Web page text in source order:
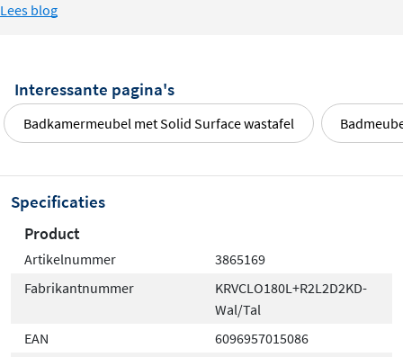
Lees blog
Interessante pagina's
Badkamermeubel met Solid Surface wastafel
Specificaties
Product
Artikelnummer
3865169
Fabrikantnummer
KRVCLO180L+R2L2D2KD-
Wal/Tal
EAN
6096957015086